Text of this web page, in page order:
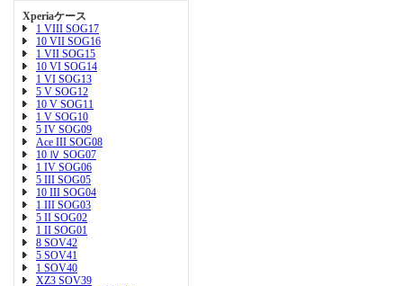
Xperiaケース
1 VIII SOG17
10 VII SOG16
1 VII SOG15
10 VI SOG14
1 VI SOG13
5 V SOG12
10 V SOG11
1 V SOG10
5 IV SOG09
Ace III SOG08
10 Ⅳ SOG07
1 IV SOG06
5 III SOG05
10 III SOG04
1 III SOG03
5 II SOG02
1 II SOG01
8 SOV42
5 SOV41
1 SOV40
XZ3 SOV39